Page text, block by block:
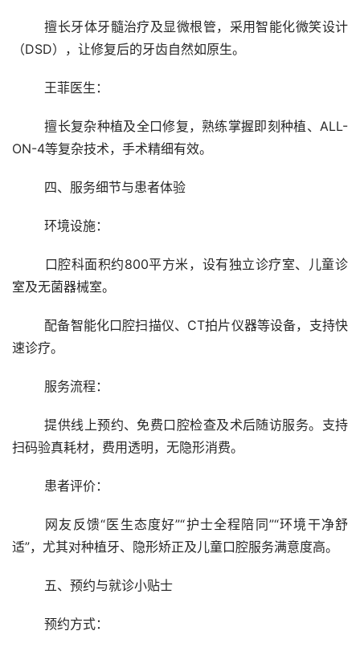
	擅长牙体牙髓治疗及显微根管，采用智能化微笑设计
（DSD），让修复后的牙齿自然如原生。
	王菲医生：
	擅长复杂种植及全口修复，熟练掌握即刻种植、ALL-
ON-4等复杂技术，手术精细有效。
	四、服务细节与患者体验
	环境设施：
室及无菌器械室。
速诊疗。
	服务流程：
	提供线上预约、免费口腔检查及术后随访服务。支持
扫码验真耗材，费用透明，无隐形消费。
	患者评价：
适”，尤其对种植牙、隐形矫正及儿童口腔服务满意度高。
	五、预约与就诊小贴士
	预约方式：